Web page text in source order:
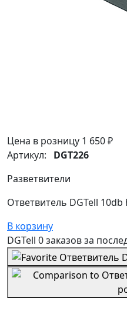
Цена в розницу 1 650 ₽
Артикул: DGT226
Разветвители
Ответвитель DGTell
В корзину
DGTell 0 заказовза